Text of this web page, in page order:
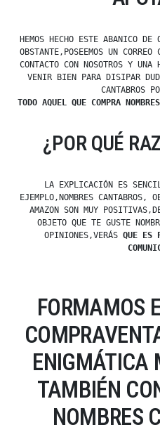
HEMOS HECHO ESTE ABANICO DE
OBSTANTE,POSEEMOS UN
CONTACTO CON NOSOTROS Y
VENIR BIEN PARA DISIPAR
CANTABROS
TODO AQUEL QUE COMPRA
¿POR QUÉ
LA EXPLICACIÓN ES
EJEMPLO,NOMBRES CANTABROS,
AMAZON SON MUY
OBJETO QUE TE GUSTE
OPINIONES,VERÁS QUE ES
FORMAMOS
ENIGMÁTICA
TAMBIÉN
NOMBRES